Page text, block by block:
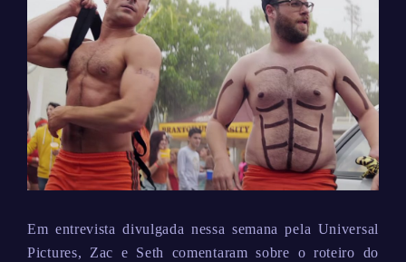
Em entrevista divulgada nessa semana pela Universal
Pictures, Zac e Seth comentaram sobre o roteiro do